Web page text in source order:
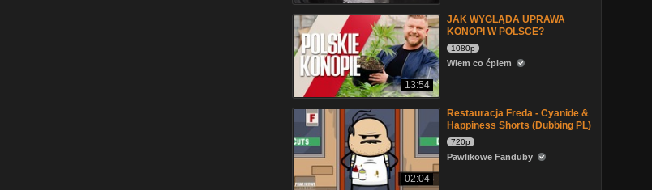
13:54
JAK WYGLĄDA UPRAWA
KONOPI W POLSCE?
1080p
Wiem co ćpiem
02:04
Restauracja Freda - Cyanide &
Happiness Shorts (Dubbing PL)
720p
Pawlikowe Fanduby